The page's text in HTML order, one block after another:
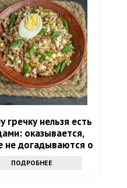
гречку нельзя есть
оказывается,
не догадываются о
ПОДРОБНЕЕ